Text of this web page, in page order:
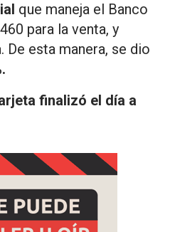
que maneja el Banco
para la venta, y
De esta manera, se dio
finalizó el día a